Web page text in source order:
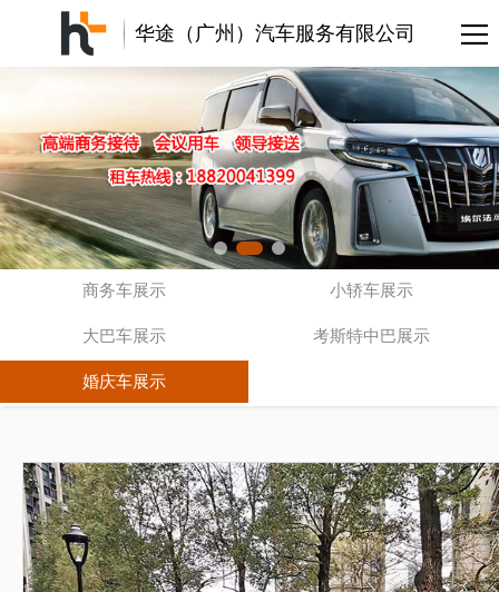
华途（广州）汽车服务有限公司
商务车展示 小轿车展示
大巴车展示 考斯特中巴展示
婚庆车展示